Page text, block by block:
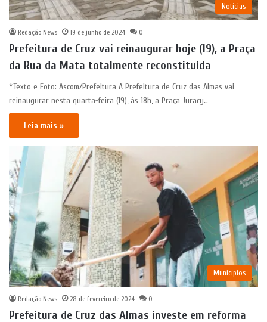
Notícias
Redação News 19 de junho de 2024 0
Prefeitura de Cruz vai reinaugurar hoje (19), a Praça
da Rua da Mata totalmente reconstituída
*Texto e Foto: Ascom/Prefeitura A Prefeitura de Cruz das Almas vai
reinaugurar nesta quarta-feira (19), às 18h, a Praça Juracy…
Leia mais »
Municípios
Redação News 28 de fevereiro de 2024 0
Prefeitura de Cruz das Almas investe em reforma